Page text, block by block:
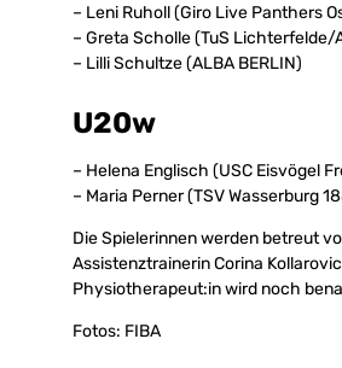
– Leni Ruholl (Giro Live Panthers
– Greta Scholle (TuS Lichterfelde/
– Lilli Schultze (ALBA BERLIN)
U20w
– Helena Englisch (USC Eisvögel
– Maria Perner (TSV Wasserburg
Die Spielerinnen werden betreut
Assistenztrainerin Corina
Physiotherapeut:in wird noch
Fotos: FIBA